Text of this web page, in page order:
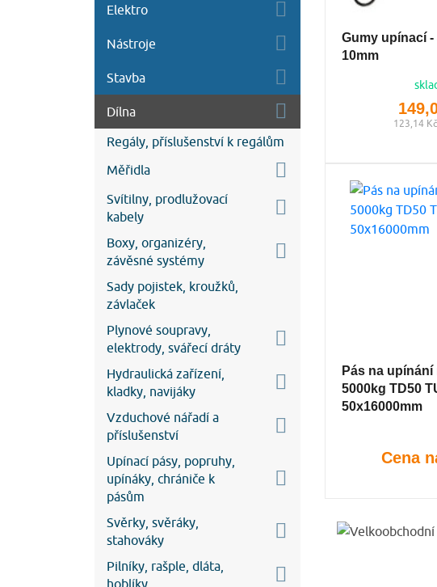
Elektro
Nástroje
Stavba
Dílna
Regály, příslušenství k regálům
Měřidla
Svítilny, prodlužovací
kabely
Boxy, organizéry,
závěsné systémy
Sady pojistek, kroužků,
závlaček
Plynové soupravy,
elektrody, svářecí dráty
Hydraulická zařízení,
kladky, navijáky
Vzduchové nářadí a
příslušenství
Upínací pásy, popruhy,
upínáky, chrániče k
pásům
Svěrky, svěráky,
stahováky
Pilníky, rašple, dláta,
hoblíky
Gumy upínací -
10mm
123,14
Pás na upínání
5000kg TD50
50x16000mm
Cena